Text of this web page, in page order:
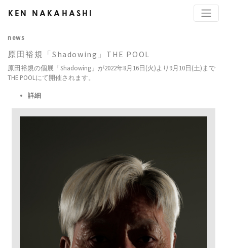
KEN NAKAHASHI
news
原田裕規「Shadowing」THE POOL
原田裕規の個展「Shadowing」が2022年8月16日(火)より9月10日(土)まで
THE POOLにて開催されます。
詳細